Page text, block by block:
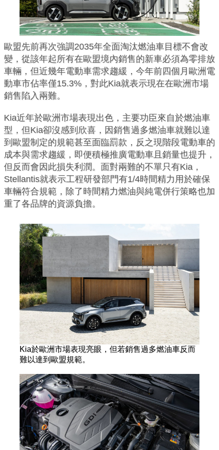
歐盟先前再次強調2035年全面淘汰燃油車目標不會改
變，從該年起所有在歐盟境內銷售的新車必須為零排放
車輛，但近幾年電動車需求趨緩，今年前四個月歐洲電
動車市佔率僅15.3%，對此Kia就表示現在在歐洲市場
銷售陷入兩難。
Kia近年於歐洲市場表現出色，主要功臣來自於燃油車
型，但Kia卻沒感到欣喜，因銷售過多燃油車就難以達
到歐盟制定的規範甚至面臨罰款，反之現階段電動車的
成本與需求趨緩，即便積極推廣電動車且銷量也提升，
但反而會因此損失利潤。面對兩難的不單只有Kia，
Stellantis就表示工程研發部門有1/4時間精力用於確保
車輛符合規範，除了時間精力燃油與純電併行策略也加
重了各品牌的資源負擔。
Kia於歐洲市場表現亮眼，但若銷售過多燃油車反而
難以達到歐盟規範。